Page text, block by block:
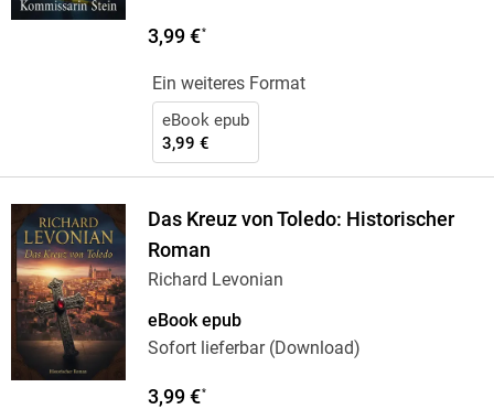
3,99 €*
Ein weiteres Format
eBook epub
3,99 €
Das Kreuz von Toledo: Historischer
Roman
Richard Levonian
eBook epub
Sofort lieferbar (Download)
3,99 €*